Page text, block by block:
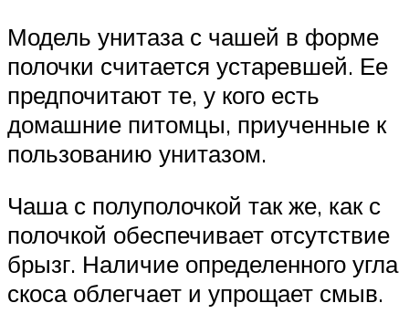
Модель унитаза с чашей в форме
полочки считается устаревшей. Ее
предпочитают те, у кого есть
домашние питомцы, приученные к
пользованию унитазом.
Чаша с полуполочкой так же, как с
полочкой обеспечивает отсутствие
брызг. Наличие определенного угла
скоса облегчает и упрощает смыв.